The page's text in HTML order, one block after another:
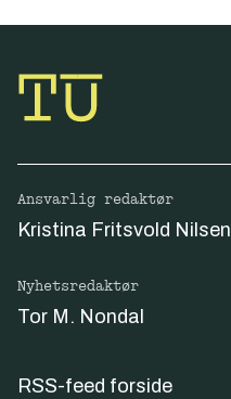
Ansvarlig redaktør
Kristina Fritsvold Nilsen
Nyhetsredaktør
Tor M. Nondal
RSS-feed forside